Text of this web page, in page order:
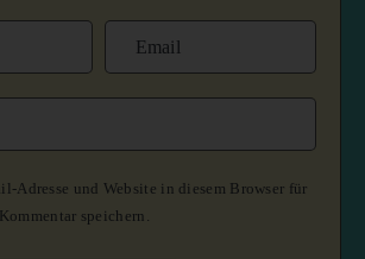
Adresse und Website in diesem Browser für
speichern.